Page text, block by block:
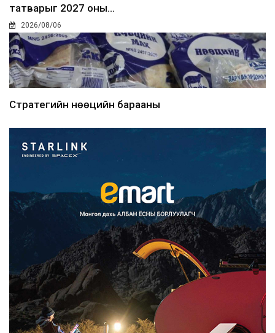
татварыг 2027 оны...
2026/08/06
Стратегийн нөөцийн барааны
Монгол Улс COP17 бага хуралд 6.5
тэрбум ам.доллары...
2026/08/06
“Улаанбаатар трам” төсөл